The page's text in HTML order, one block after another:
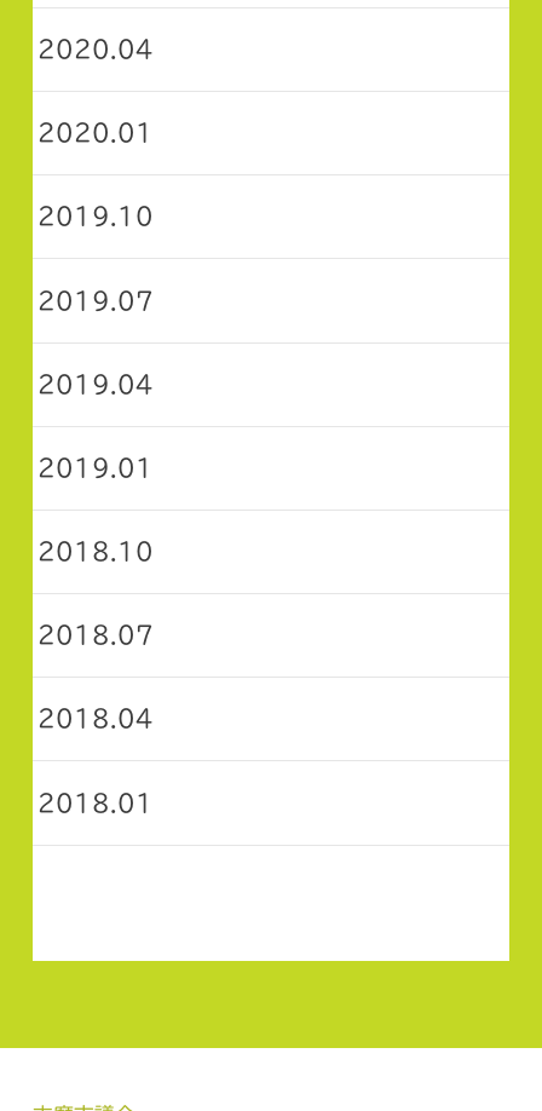
2020.04
2020.01
2019.10
2019.07
2019.04
2019.01
2018.10
2018.07
2018.04
2018.01